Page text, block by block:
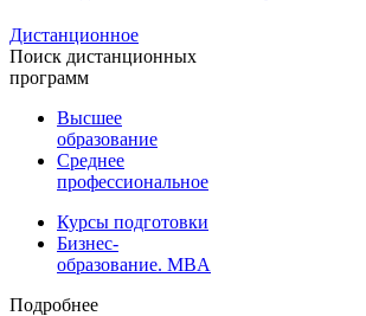
Дистанционное
Поиск дистанционных
программ
Высшее
образование
Среднее
профессиональное
Курсы подготовки
Бизнес-
образование. MBA
Подробнее